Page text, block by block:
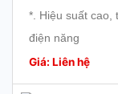
INGR
*. Hiệu suất cao,
điện năng
*. Động cơ mạnh
*. Nhỏ gọn, sử
Giá: Liên hệ